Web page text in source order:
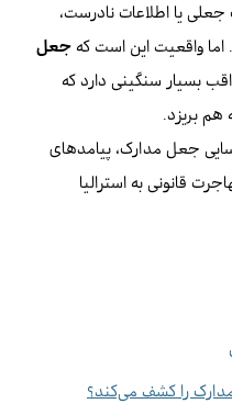
جعلی یا اطلاعات نادرست،
اما واقعیت این است که جعل
بسیار سنگینی دارد که
هم بریزد.
جعل مدارک، پیامدهای
قانونی به استرالیا
را کشف می‌کند؟